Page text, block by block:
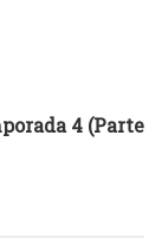
4 (Parte